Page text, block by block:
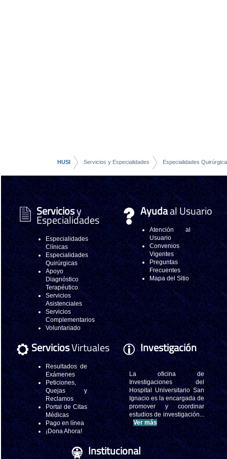
HUSI Servicios y Especialidades Especialidades
Serviciosy
Especialidades
Especialidades
Clínicas
Especialidades
Quirúrgicas
Apoyo
Diagnóstico
Terapéutico
Servicios
Asistenciales
Servicios
Complementarios
Voluntariado
Ayudaal Usuario
Atención al
Usuario
Convenios
Vigentes
Preguntas
Frecuentes
Mapa del Sitio
ServiciosVirtuales
Resultados de
Exámenes
Peticiones,
Quejas y
Reclamos
Portal de Citas
Médicas
Pago en línea
¡Dona Ahora!
Investigación
La oficina de
Investigaciones del
Hospital Universitario San
Ignacio es la encargada de
promover y coordinar
estudios de investigación...
Ver más
Institucional